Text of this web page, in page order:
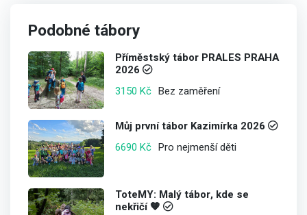
Podobné tábory
Příměstský tábor PRALES PRAHA
2026
3150 Kč Bez zaměření
Můj první tábor Kazimírka 2026
6690 Kč Pro nejmenší děti
ToteMY: Malý tábor, kde se
nekřičí 🧡